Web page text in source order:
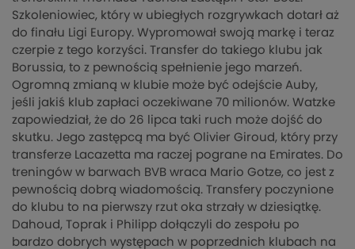
Szkoleniowiec, który w ubiegłych rozgrywkach dotarł aż
do finału Ligi Europy. Wypromował swoją markę i teraz
czerpie z tego korzyści. Transfer do takiego klubu jak
Borussia, to z pewnością spełnienie jego marzeń.
Ogromną zmianą w klubie może być odejście Auby,
jeśli jakiś klub zapłaci oczekiwane 70 milionów. Watzke
zapowiedział, że do 26 lipca taki ruch może dojść do
skutku. Jego zastępcą ma być Olivier Giroud, który przy
transferze Lacazetta ma raczej pograne na Emirates. Do
treningów w barwach BVB wraca Mario Gotze, co jest z
pewnością dobrą wiadomością. Transfery poczynione
do klubu to na pierwszy rzut oka strzały w dziesiątkę.
Dahoud, Toprak i Philipp dołączyli do zespołu po
bardzo dobrych występach w poprzednich klubach na